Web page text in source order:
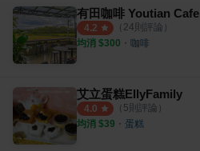
有田咖啡 Youtian Cafe
4.2 （ 24則評論）
均消 $300 ・ 咖啡
艾立蛋糕EllyFamily
4.0 （ 5則評論）
均消 $39 ・ 蛋糕